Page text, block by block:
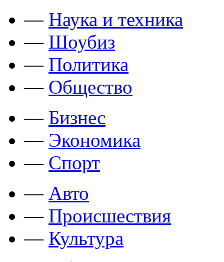
— Наука и техника
— Шоубиз
— Политика
— Общество
— Бизнес
— Экономика
— Спорт
— Авто
— Происшествия
— Культура